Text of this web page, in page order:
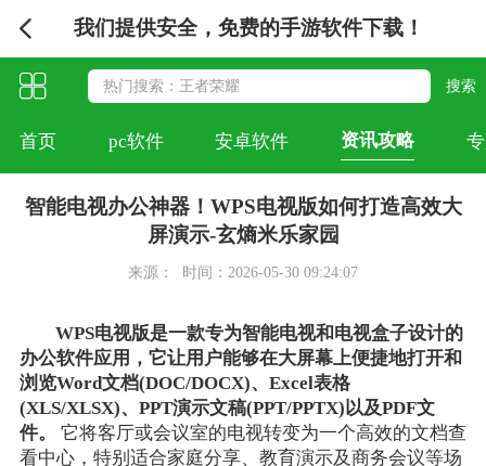
我们提供安全，免费的手游软件下载！
首页 pc软件 安卓软件 资讯攻略
智能电视办公神器！WPS电视版如何打造高效大
屏演示-玄熵米乐家园
来源： 时间：2026-05-30 09:24:07
WPS电视版是一款专为智能电视和电视盒子设计的
办公软件应用，它让用户能够在大屏幕上便捷地打开和
浏览Word文档(DOC/DOCX)、Excel表格
(XLS/XLSX)、PPT演示文稿(PPT/PPTX)以及PDF文
件。
它将客厅或会议室的电视转变为一个高效的文档查
看中心，特别适合家庭分享、教育演示及商务会议等场